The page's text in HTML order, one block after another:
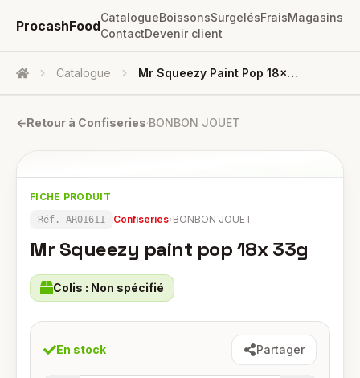
ProcashFood
CatalogueBoissonsSurgelésFraisMagasins
ContactDevenir client
Accueil Catalogue Mr Squeezy Paint Pop 18x 33g
←Retour à Confiseries·BONBON JOUET
FICHE PRODUIT
Réf. AR01611 Confiseries›BONBON JOUET
Mr Squeezy paint pop 18x 33g
Colis : Non spécifié
En stock Partager